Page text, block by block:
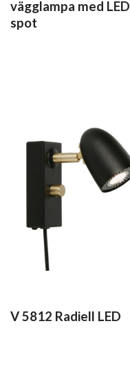
vägglampa med LED
spot
V 5812 Radiell LED